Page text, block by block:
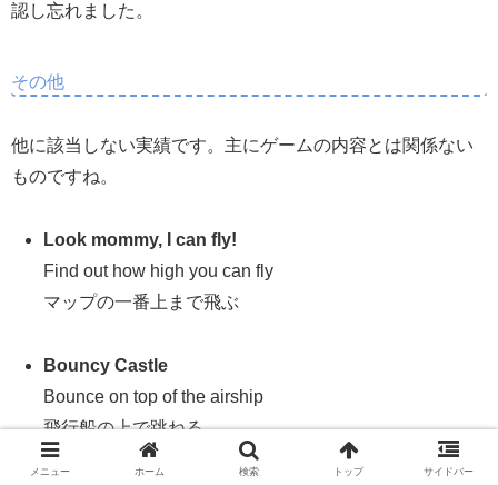
認し忘れました。
その他
他に該当しない実績です。主にゲームの内容とは関係ない
ものですね。
Look mommy, I can fly!
Find out how high you can fly
マップの一番上まで飛ぶ
Bouncy Castle
Bounce on top of the airship
飛行船の上で跳ねる
メニュー ホーム 検索 トップ サイドバー